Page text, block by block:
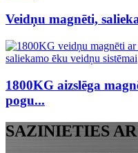
Veidņu magnēti,
1800KG aizslēga
pogu...
SAZINIETIES